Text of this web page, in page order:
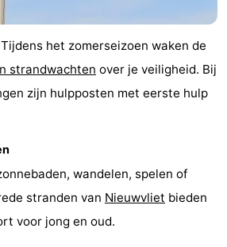
Tijdens het zomerseizoen waken de
strandwachten over je veiligheid. Bij
zijn hulpposten met eerste hulp
wandelen, spelen of
stranden van Nieuwvliet bieden
voor jong en oud.